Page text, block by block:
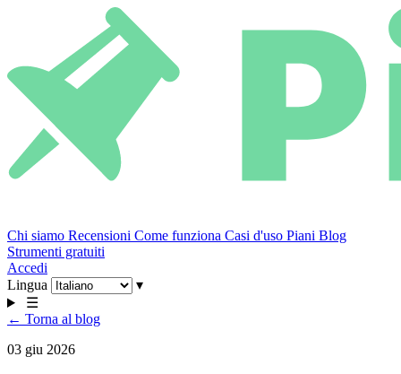
Chi siamo Recensioni Come funziona Casi d'uso Piani Blog
Strumenti gratuiti
Accedi
Lingua
▾
☰
← Torna al blog
03 giu 2026